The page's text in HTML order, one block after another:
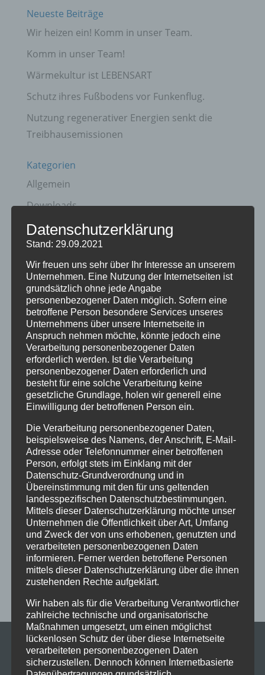
Neueste Beiträge
Wir heizen ein! Komm in unser Team.
Komm in unser Team!
Wärmekultur ist LEBENSART
Schutz ihres Fußbodens vor Funkenflug.
Nutzung regenerativer Energien senkt die
Treibhausemissionen
Kategorien
Allgemein
Downloads
Partner
Video
Wissenswertes
Schlagwörter
aktuelle Angebote Allgäu anheizen Anzündhilfe
Asche Behaglichkeit Biobrennstoff
brennendeHolzstücke Brennholz Brennstoff
CO2-Emissionen Die heißesten Öfen kommen von uns
einheizen Energie erneuerbare Energie
Funkenflug Gemütlichkeit Glasbodenplatte Hagos
Handwerk heizen Heizofen Heiztipp Heizung
heiß Holz Holzofen Kachelofenbauer
Klein und Schuster Ofenbau GmbH klimaneutral
Martinszell Ofenbau Ofenbauer Ofenbaumeister
Ofenheizung Pelletöfen Ruß Spaß stellenanzeige
Treibhausemissionen Wissenswertes Wärmekultur
Öfen
KONTAKT
Klein & Schuster
Datenschutzerklärung
Stand: 29.09.2021
Wir freuen uns sehr über Ihr Interesse an unserem
Unternehmen. Eine Nutzung der Internetseiten ist
grundsätzlich ohne jede Angabe
personenbezogener Daten möglich. Sofern eine
betroffene Person besondere Services unseres
Unternehmens über unsere Internetseite in
Anspruch nehmen möchte, könnte jedoch eine
Verarbeitung personenbezogener Daten
erforderlich werden. Ist die Verarbeitung
personenbezogener Daten erforderlich und
besteht für eine solche Verarbeitung keine
gesetzliche Grundlage, holen wir generell eine
Einwilligung der betroffenen Person ein.
Die Verarbeitung personenbezogener Daten,
beispielsweise des Namens, der Anschrift, E-Mail-
Adresse oder Telefonnummer einer betroffenen
Person, erfolgt stets im Einklang mit der
Datenschutz-Grundverordnung und in
Übereinstimmung mit den für uns geltenden
landesspezifischen Datenschutzbestimmungen.
Mittels dieser Datenschutzerklärung möchte unser
Unternehmen die Öffentlichkeit über Art, Umfang
und Zweck der von uns erhobenen, genutzten und
verarbeiteten personenbezogenen Daten
informieren. Ferner werden betroffene Personen
mittels dieser Datenschutzerklärung über die ihnen
zustehenden Rechte aufgeklärt.
Wir haben als für die Verarbeitung Verantwortlicher
zahlreiche technische und organisatorische
Maßnahmen umgesetzt, um einen möglichst
lückenlosen Schutz der über diese Internetseite
verarbeiteten personenbezogenen Daten
sicherzustellen. Dennoch können Internetbasierte